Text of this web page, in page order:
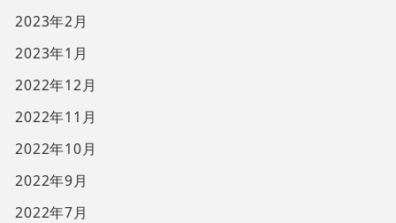
2023年2月
2023年1月
2022年12月
2022年11月
2022年10月
2022年9月
2022年7月